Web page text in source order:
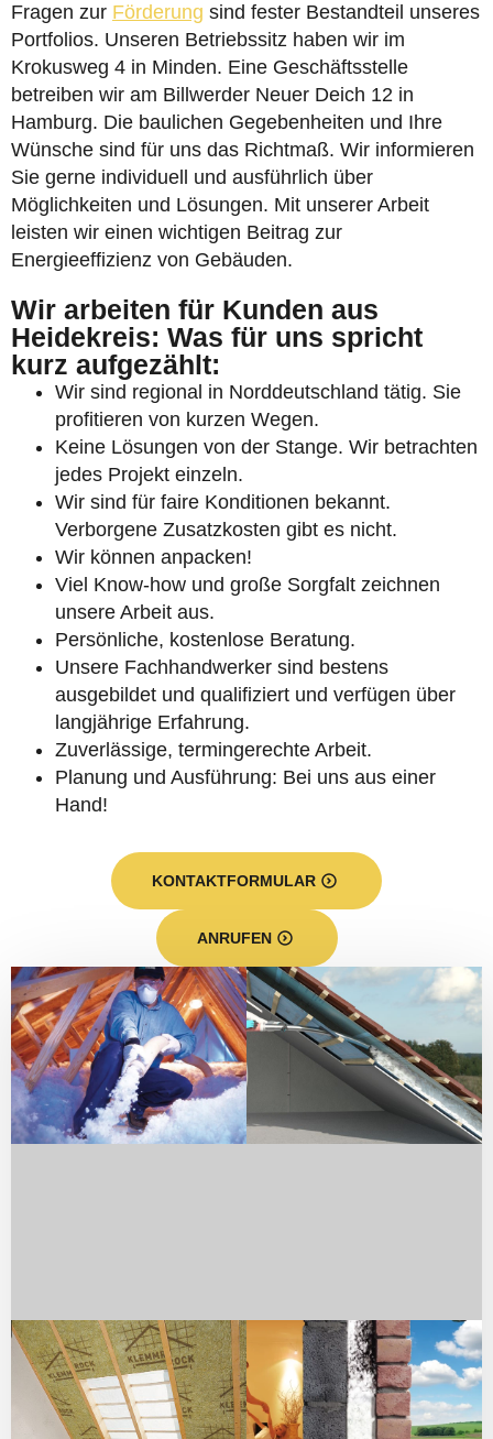
Fragen zur Förderung sind fester Bestandteil unseres
Portfolios. Unseren Betriebssitz haben wir im
Krokusweg 4 in Minden. Eine Geschäftsstelle
betreiben wir am Billwerder Neuer Deich 12 in
Hamburg. Die baulichen Gegebenheiten und Ihre
Wünsche sind für uns das Richtmaß. Wir informieren
Sie gerne individuell und ausführlich über
Möglichkeiten und Lösungen. Mit unserer Arbeit
leisten wir einen wichtigen Beitrag zur
Energieeffizienz von Gebäuden.
Wir arbeiten für Kunden aus
Heidekreis: Was für uns spricht
kurz aufgezählt:
Wir sind regional in Norddeutschland tätig. Sie
profitieren von kurzen Wegen.
Keine Lösungen von der Stange. Wir betrachten
jedes Projekt einzeln.
Wir sind für faire Konditionen bekannt.
Verborgene Zusatzkosten gibt es nicht.
Wir können anpacken!
Viel Know-how und große Sorgfalt zeichnen
unsere Arbeit aus.
Persönliche, kostenlose Beratung.
Unsere Fachhandwerker sind bestens
ausgebildet und qualifiziert und verfügen über
langjährige Erfahrung.
Zuverlässige, termingerechte Arbeit.
Planung und Ausführung: Bei uns aus einer
Hand!
KONTAKTFORMULAR
ANRUFEN